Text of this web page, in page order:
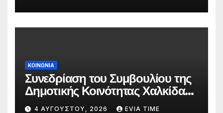
ΚΟΙΝΩΝΙΑ
Συνεδρίαση του Συμβουλίου της
Δημοτικής Κοινότητας Χαλκίδας
την 5 Αυγούστου
4 ΑΥΓΟΎΣΤΟΥ, 2026 EVIA TIME